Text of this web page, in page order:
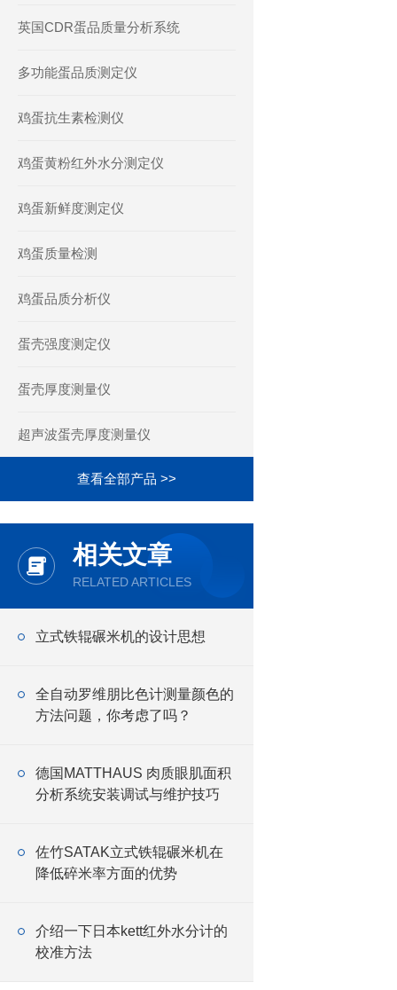
英国CDR蛋品质量分析系统
多功能蛋品质测定仪
鸡蛋抗生素检测仪
鸡蛋黄粉红外水分测定仪
鸡蛋新鲜度测定仪
鸡蛋质量检测
鸡蛋品质分析仪
蛋壳强度测定仪
蛋壳厚度测量仪
超声波蛋壳厚度测量仪
查看全部产品 >>
相关文章
RELATED ARTICLES
立式铁辊碾米机的设计思想
全自动罗维朋比色计测量颜色的
方法问题，你考虑了吗？
德国MATTHAUS 肉质眼肌面积
分析系统安装调试与维护技巧
佐竹SATAK立式铁辊碾米机在
降低碎米率方面的优势
介绍一下日本kett红外水分计的
校准方法